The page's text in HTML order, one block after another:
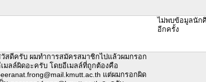
ไม่พบข้อมูลนัก
อีกครั้ง
สดีครับ ผมทำการสมัครสมาชิกไปแล้วผมกรอก
มลล์ผิดอะครับ โดยอีเมลล์ที่ถูกต้องคือ
แต่ผมกรอกผิด